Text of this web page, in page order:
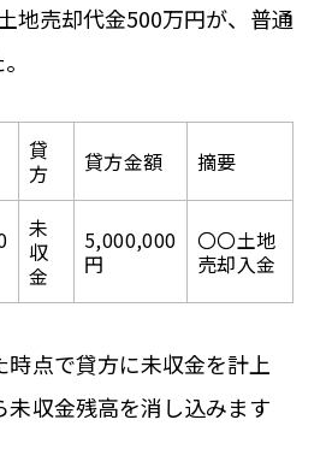
地売却代金500万円が、普通
貸
方
貸方金額 摘要
未
収
金
5,000,000
円
〇〇土地
売却入金
時点で貸方に未収金を計上
未収金残高を消し込みます